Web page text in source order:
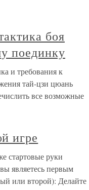
боя
поединку
и требования к
тай-цзи цюань
все возможные
игре
стартовые руки
являетесь первым
или второй): Делайте